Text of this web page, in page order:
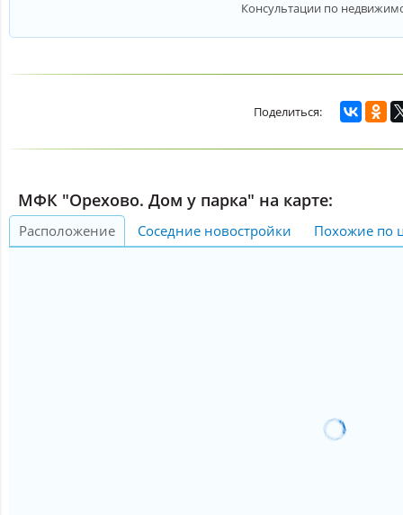
Консультации по
МФК "Орехово. Дом у парка" на карте:
Расположение Соседние новостройки Похожие по